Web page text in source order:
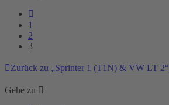
1
2
3
Zurück zu „Sprinter 1 (T1N) & VW LT 2“
Gehe zu